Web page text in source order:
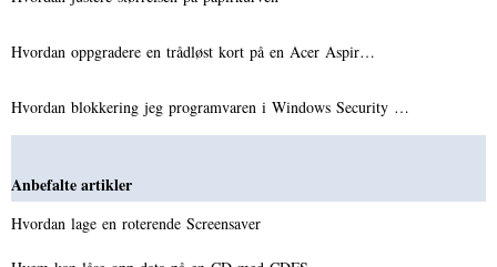
Hvordan oppgradere en trådløst kort på en Acer Aspir…
Hvordan blokkering jeg programvaren i Windows Security …
Anbefalte artikler
Hvordan lage en roterende Screensaver